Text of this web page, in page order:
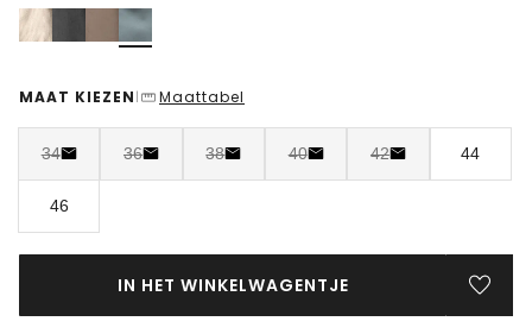
MAAT KIEZEN | Maattabel
34 36 38 40 42 44
46
IN HET WINKELWAGENTJE